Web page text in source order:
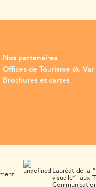
Nos partenaires
Offices de Tourisme du Var
Brochures et cartes
Lauréat de la
visuelle” aux